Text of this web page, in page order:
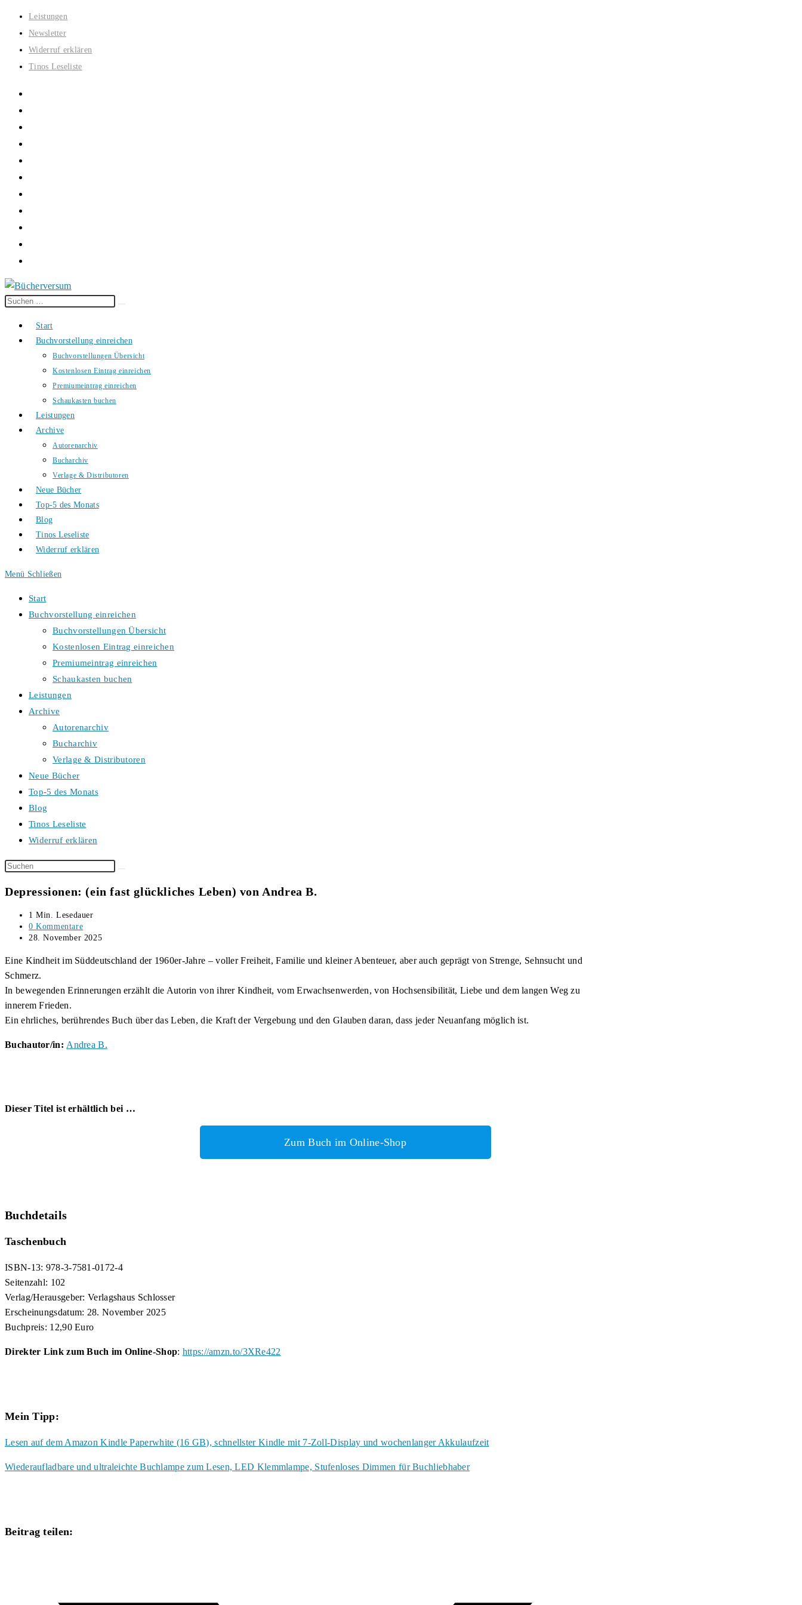
Zum
Inhalt
springen
Leistungen
Newsletter
Widerruf erklären
Tinos Leseliste
Diese
durchsuchen
Start
Buchvorstellung einreichen
Buchvorstellungen Übersicht
Kostenlosen Eintrag einreichen
Premiumeintrag einreichen
Schaukasten buchen
Leistungen
Archive
Autorenarchiv
Bucharchiv
Verlage & Distributoren
Neue Bücher
Top-5 des Monats
Blog
Tinos Leseliste
Widerruf erklären
Menü Schließen
Start
Buchvorstellung einreichen
Buchvorstellungen Übersicht
Kostenlosen Eintrag einreichen
Premiumeintrag einreichen
Schaukasten buchen
Leistungen
Archive
Autorenarchiv
Bucharchiv
Verlage & Distributoren
Neue Bücher
Top-5 des Monats
Blog
Tinos Leseliste
Widerruf erklären
Diese
durchsuchen
Depressionen: (ein fast glückliches Leben) von Andrea B.
Lesedauer:
1 Min. Lesedauer
Beitrags-
Kommentare:
0 Kommentare
Beitrag
28. November 2025
Eine Kindheit im Süddeutschland der 1960er-Jahre – voller Freiheit, Familie und kleiner Abenteuer, aber auch geprägt von Strenge, Sehnsucht und
Schmerz.
In bewegenden Erinnerungen erzählt die Autorin von ihrer Kindheit, vom Erwachsenwerden, von Hochsensibilität, Liebe und dem langen Weg zu
innerem Frieden.
Ein ehrliches, berührendes Buch über das Leben, die Kraft der Vergebung und den Glauben daran, dass jeder Neuanfang möglich ist.
Buchautor/in: Andrea B.
Dieser Titel ist erhältlich bei …
Zum Buch im Online-Shop
Buchdetails
Taschenbuch
ISBN-13: 978-3-7581-0172-4
Seitenzahl: 102
Verlag/Herausgeber: Verlagshaus Schlosser
Erscheinungsdatum: 28. November 2025
Buchpreis: 12,90 Euro
Direkter Link zum Buch im Online-Shop: https://amzn.to/3XRe422
Mein Tipp:
Lesen auf dem Amazon Kindle Paperwhite (16 GB), schnellster Kindle mit 7-Zoll-Display und wochenlanger Akkulaufzeit
Wiederaufladbare und ultraleichte Buchlampe zum Lesen, LED Klemmlampe, Stufenloses Dimmen für Buchliebhaber
Beitrag teilen: